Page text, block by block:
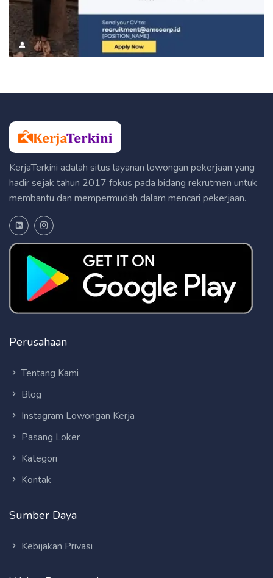
KerjaTerkini adalah situs layanan lowongan pekerjaan yang
hadir sejak tahun 2017 fokus pada bidang rekrutmen untuk
membantu dan mempermudah dalam mencari pekerjaan.
Perusahaan
Tentang Kami
Blog
Instagram Lowongan Kerja
Pasang Loker
Kategori
Kontak
Sumber Daya
Kebijakan Privasi